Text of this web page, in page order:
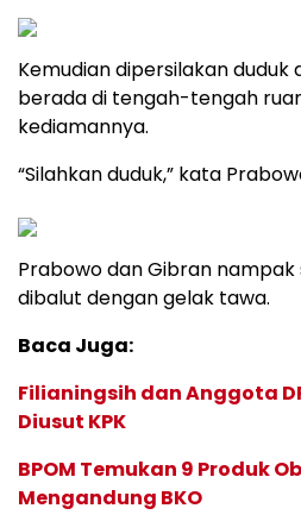
Kemudian dipersilakan duduk
berada di tengah-tengah
kediamannya.
“Silahkan duduk,” kata
Prabowo dan Gibran
dibalut dengan gelak tawa.
Baca Juga:
Filianingsih dan Anggota
Diusut KPK
BPOM Temukan 9 Produk
Mengandung BKO